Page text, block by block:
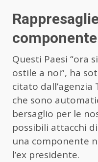
Questi Paesi “ora
ostile a noi”, ha
citato dall’agenzia
che sono
bersaglio per le
possibili attacchi
una componente
l’ex presidente.